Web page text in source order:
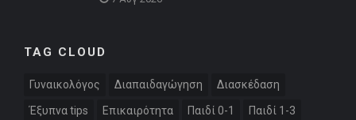
TAG CLOUD
Γυναικολόγος Διαπαιδαγώγηση Διασκέδαση
Έξυπνα tips Επικαιρότητα Παιδί 0-1 Παιδί 1-3